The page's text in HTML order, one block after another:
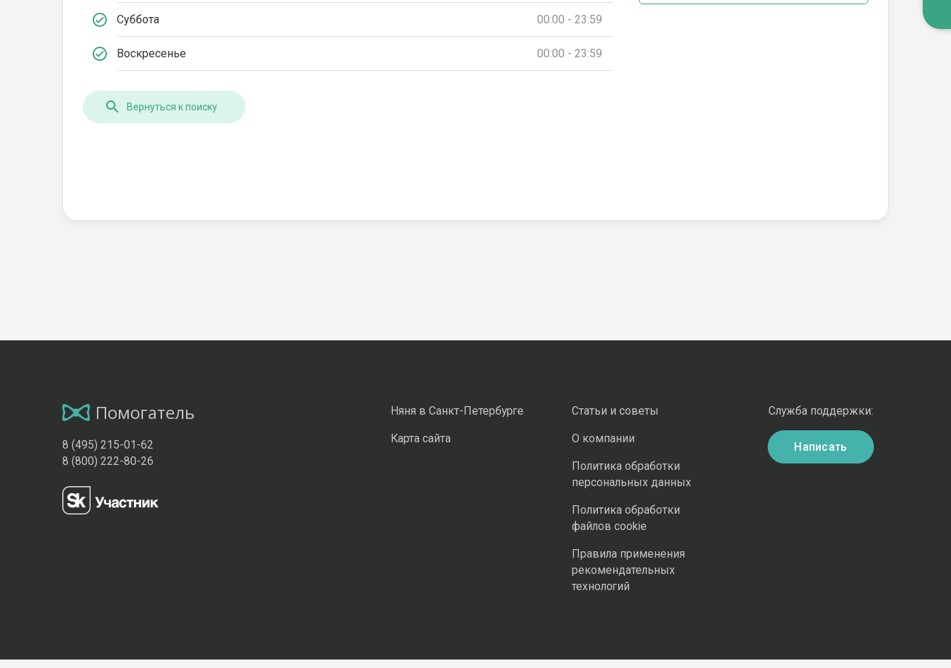
Суббота 00:00 - 23:59
Воскресенье 00:00 - 23:59
Вернуться к поиску
Помогатель
8 (495) 215-01-62
8 (800) 222-80-26
Няня в Санкт-Петербурге
Карта сайта
Статьи и советы
О компании
Политика обработки
персональных данных
Политика обработки
файлов cookie
Правила применения
рекомендательных
технологий
Служба поддержки:
Написать